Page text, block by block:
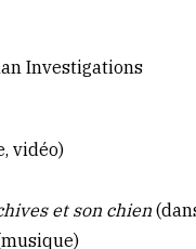
Investigations
vidéo)
et son chien